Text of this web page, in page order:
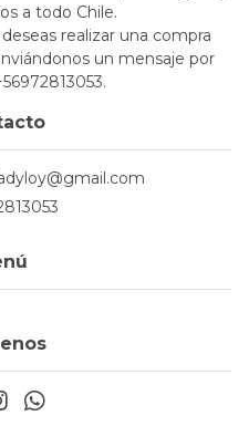
a todo Chile.
realizar una compra
un mensaje por